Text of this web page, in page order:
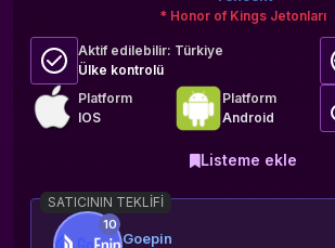
0
* Honor of Kings Jetonları
Aktif edilebilir: Türkiye
Ülke kontrolü
Platform
IOS
Platform
Android
Listeme ekle
SATICININ TEKLIFI
10
Goepin